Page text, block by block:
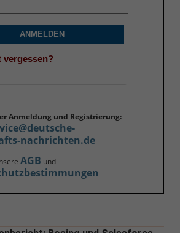
ANMELDEN
vergessen?
Anmeldung und Registrierung:
nachrichten.de
AGB und